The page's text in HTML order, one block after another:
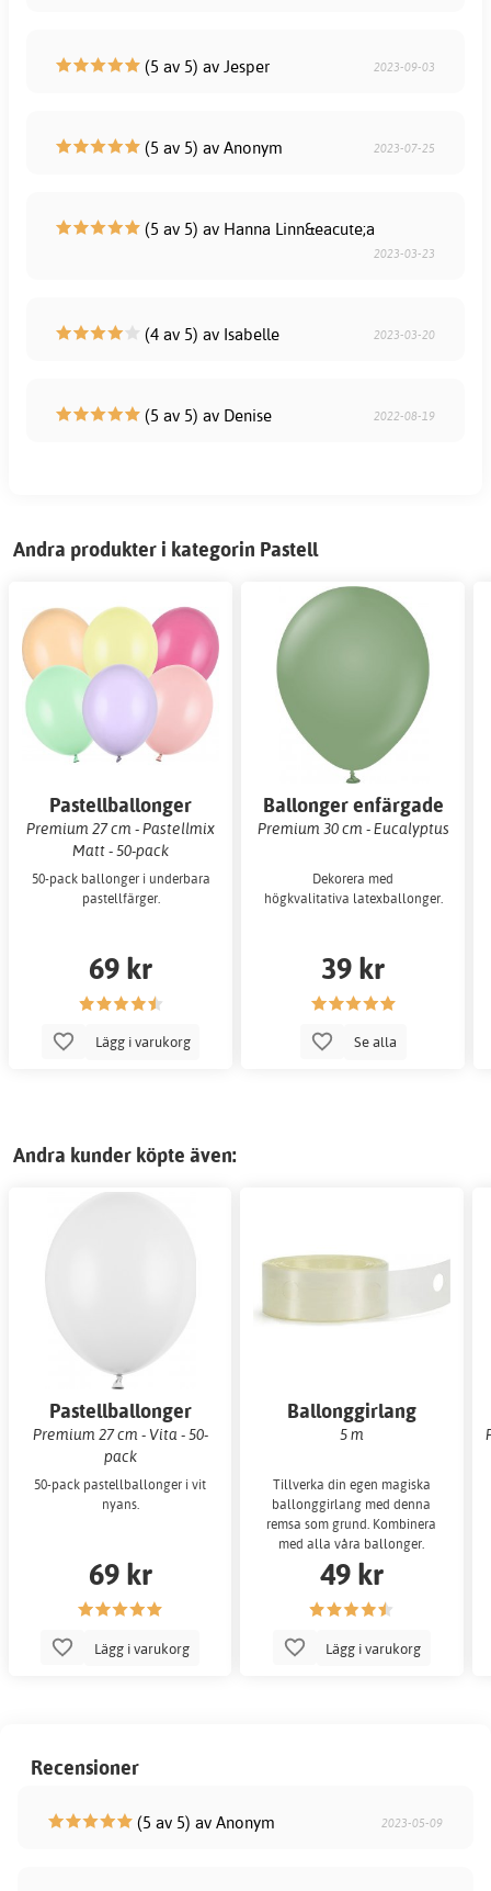
(5 av 5) av Jesper 2023-09-03
(5 av 5) av Anonym 2023-07-25
(5 av 5) av Hanna Linn&eacute;a
2023-03-23
(4 av 5) av Isabelle 2023-03-20
(5 av 5) av Denise 2022-08-19
Andra produkter i kategorin Pastell
Pastellballonger
Premium 27 cm - Pastellmix
Matt - 50-pack
50-pack ballonger i underbara
pastellfärger.
69 kr
Lägg i varukorg
Ballonger enfärgade
Premium 30 cm - Eucalyptus
Dekorera med
högkvalitativa latexballonger.
39 kr
Se alla
Andra kunder köpte även:
Pastellballonger
Premium 27 cm - Vita - 50-
pack
50-pack pastellballonger i vit
nyans.
69 kr
Lägg i varukorg
Ballonggirlang
5 m
Tillverka din egen magiska
ballonggirlang med denna
remsa som grund. Kombinera
med alla våra ballonger.
49 kr
Lägg i varukorg
Recensioner
(5 av 5) av Anonym 2023-05-09